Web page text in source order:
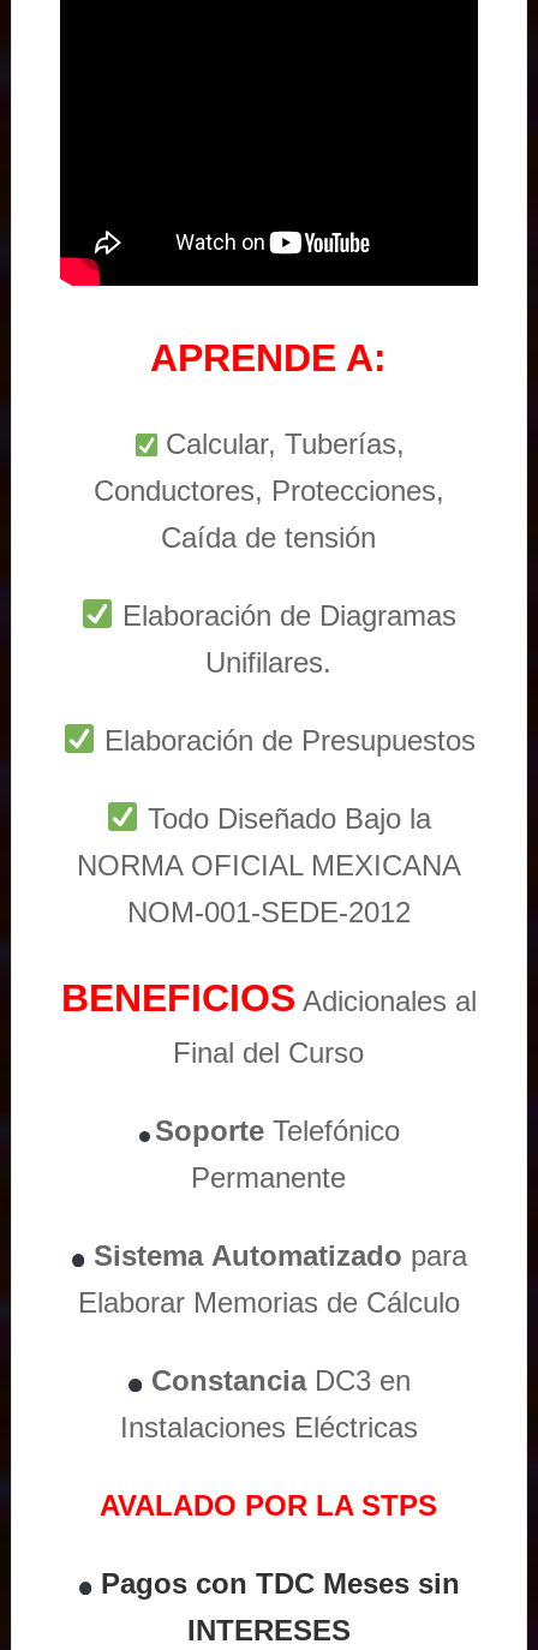
APRENDE A:
Calcular, Tuberías,
Conductores, Protecciones,
Caída de tensión
Elaboración de Diagramas
Unifilares.
Elaboración de Presupuestos
Todo Diseñado Bajo la
NORMA OFICIAL MEXICANA
NOM-001-SEDE-2012
BENEFICIOS Adicionales al
Final del Curso
Soporte Telefónico
Permanente
Sistema Automatizado para
Elaborar Memorias de Cálculo
ConstanciaDC3 en
Instalaciones Eléctricas
AVALADO POR LA STPS
Pagos con TDC Meses sin
INTERESES